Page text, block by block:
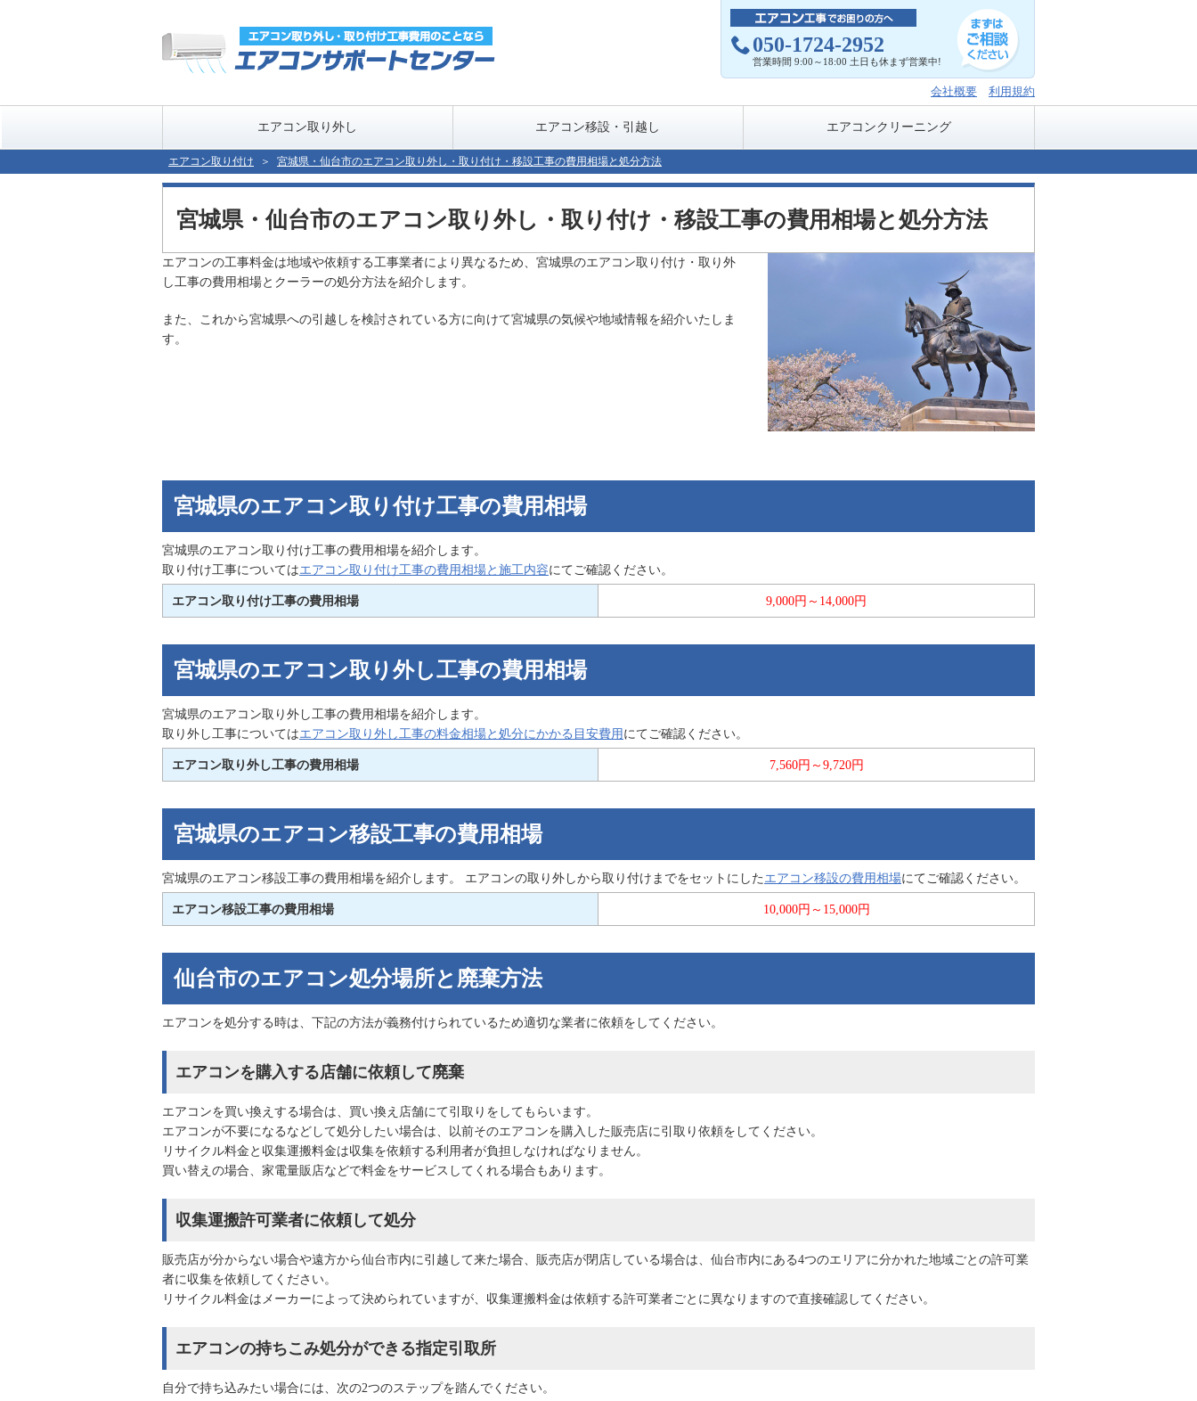
050-1724-2952
営業時間 9:00～18:00 土日も休まず営業中!
会社概要 利用規約
エアコン取り外し エアコン移設・引越し エアコンクリーニング
エアコン取り付け 宮城県・仙台市のエアコン取り外し・取り付け・移設工事の費用相場と処分方法
宮城県・仙台市のエアコン取り外し・取り付け・移設工事の費用相場と処分方法
エアコンの工事料金は地域や依頼する工事業者により異なるため、宮城県のエアコン取り付け・取り外
し工事の費用相場とクーラーの処分方法を紹介します。
また、これから宮城県への引越しを検討されている方に向けて宮城県の気候や地域情報を紹介いたしま
す。
宮城県のエアコン取り付け工事の費用相場
宮城県のエアコン取り付け工事の費用相場を紹介します。
取り付け工事についてはエアコン取り付け工事の費用相場と施工内容にてご確認ください。
エアコン取り付け工事の費用相場 9,000円～14,000円
宮城県のエアコン取り外し工事の費用相場
宮城県のエアコン取り外し工事の費用相場を紹介します。
取り外し工事についてはエアコン取り外し工事の料金相場と処分にかかる目安費用 にてご確認ください。
エアコン取り外し工事の費用相場 7,560円～9,720円
宮城県のエアコン移設工事の費用相場
宮城県のエアコン移設工事の費用相場を紹介します。 エアコンの取り外しから取り付けまでをセットにした エアコン移設の費用相場にてご確認ください。
エアコン移設工事の費用相場 10,000円～15,000円
仙台市のエアコン処分場所と廃棄方法
エアコンを処分する時は、下記の方法が義務付けられているため適切な業者に依頼をしてください。
エアコンを購入する店舗に依頼して廃棄
エアコンを買い換えする場合は、買い換え店舗にて引取りをしてもらいます。
エアコンが不要になるなどして処分したい場合は、以前そのエアコンを購入した販売店に引取り依頼をしてください。
リサイクル料金と収集運搬料金は収集を依頼する利用者が負担しなければなりません。
買い替えの場合、家電量販店などで料金をサービスしてくれる場合もあります。
収集運搬許可業者に依頼して処分
販売店が分からない場合や遠方から仙台市内に引越して来た場合、販売店が閉店している場合は、仙台市内にある4つのエリアに分かれた地域ごとの許可業
者に収集を依頼してください。
リサイクル料金はメーカーによって決められていますが、収集運搬料金は依頼する許可業者ごとに異なりますので直接確認してください。
エアコンの持ちこみ処分ができる指定引取所
自分で持ち込みたい場合には、次の2つのステップを踏んでください。